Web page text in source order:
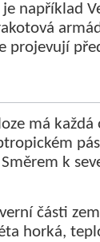
například
projevují
má
k
části
horká,